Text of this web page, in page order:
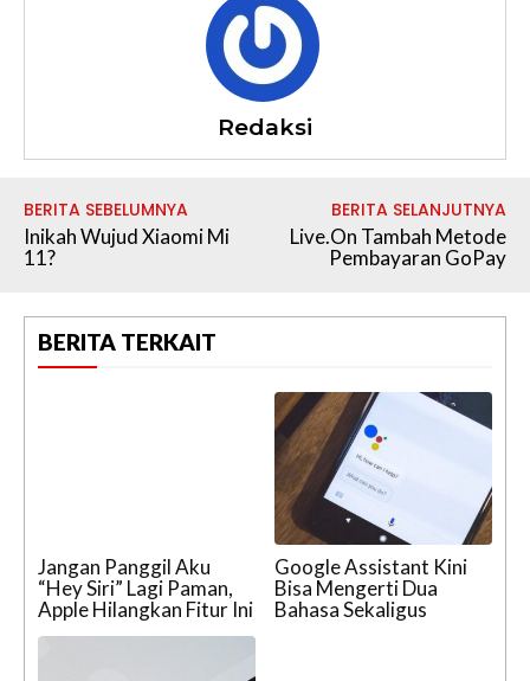
Redaksi
BERITA SEBELUMNYA
Inikah Wujud Xiaomi Mi
11?
BERITA SELANJUTNYA
Live.On Tambah Metode
Pembayaran GoPay
BERITA TERKAIT
Jangan Panggil Aku
“Hey Siri” Lagi Paman,
Apple Hilangkan Fitur Ini
Google Assistant Kini
Bisa Mengerti Dua
Bahasa Sekaligus